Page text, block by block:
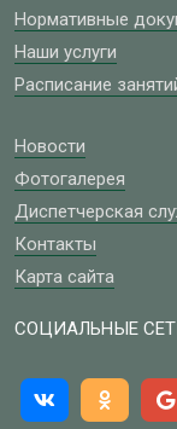
Нормативные
Наши услуги
Расписание
Новости
Фотогалерея
Диспетчерская
Контакты
Карта сайта
СОЦИАЛЬНЫЕ